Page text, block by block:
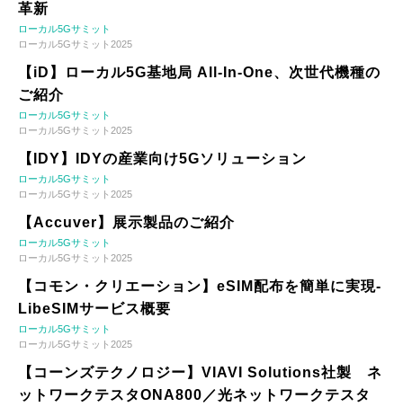
革新
ローカル5Gサミット
ローカル5Gサミット2025
【iD】ローカル5G基地局 All-In-One、次世代機種の
ご紹介
ローカル5Gサミット
ローカル5Gサミット2025
【IDY】IDYの産業向け5Gソリューション
ローカル5Gサミット
ローカル5Gサミット2025
【Accuver】展示製品のご紹介
ローカル5Gサミット
ローカル5Gサミット2025
【コモン・クリエーション】eSIM配布を簡単に実現-
LibeSIMサービス概要
ローカル5Gサミット
ローカル5Gサミット2025
【コーンズテクノロジー】VIAVI Solutions社製 ネ
ットワークテスタONA800／光ネットワークテスタ